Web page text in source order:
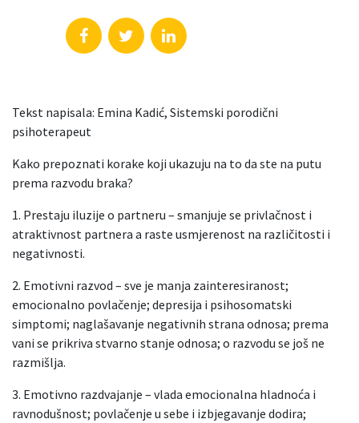
Tekst napisala: Emina Kadić, Sistemski porodični
psihoterapeut
Kako prepoznati korake koji ukazuju na to da ste na putu
prema razvodu braka?
1. Prestaju iluzije o partneru – smanjuje se privlačnost i
atraktivnost partnera a raste usmjerenost na različitosti i
negativnosti.
2. Emotivni razvod – sve je manja zainteresiranost;
emocionalno povlačenje; depresija i psihosomatski
simptomi; naglašavanje negativnih strana odnosa; prema
vani se prikriva stvarno stanje odnosa; o razvodu se još ne
razmišlja.
3. Emotivno razdvajanje – vlada emocionalna hladnoća i
ravnodušnost; povlačenje u sebe i izbjegavanje dodira;